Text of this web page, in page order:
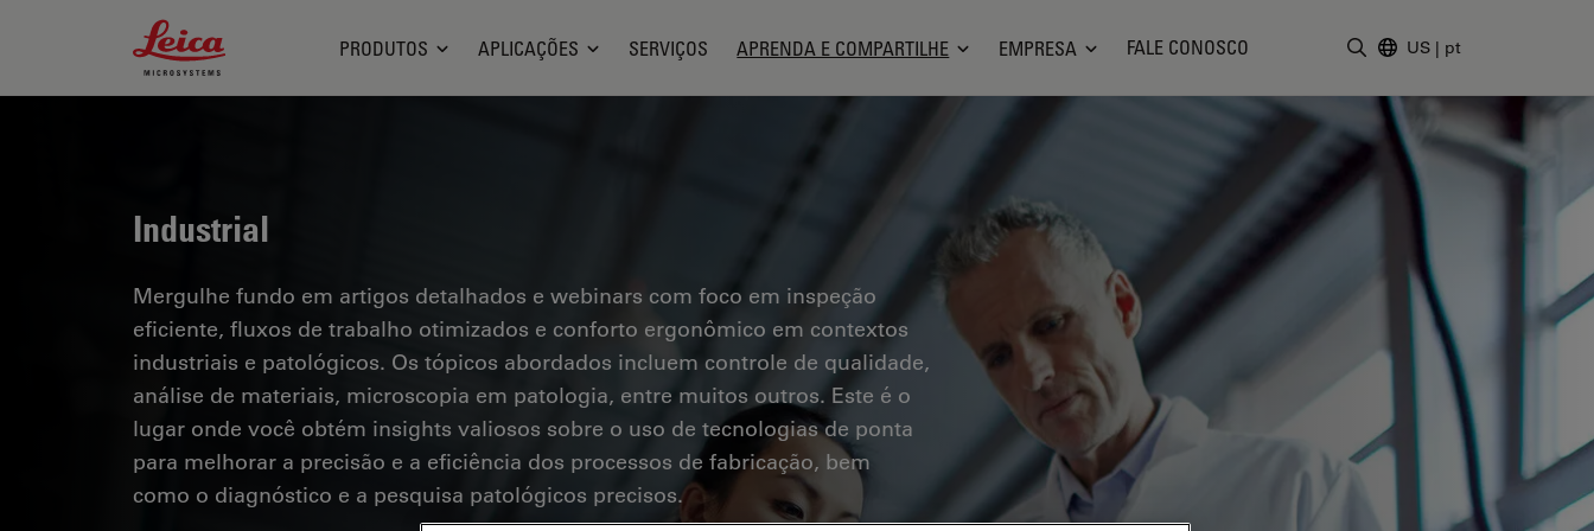
Leica Microsystems Logo
PRODUTOS APLICAÇÕES SERVIÇOS APRENDA E COMPARTILHE EMPRESA FALE CONOSCO US | pt
Industrial
Mergulhe fundo em artigos detalhados e webinars com foco em inspeção
eficiente, fluxos de trabalho otimizados e conforto ergonômico em contextos
industriais e patológicos. Os tópicos abordados incluem controle de qualidade,
análise de materiais, microscopia em patologia, entre muitos outros. Este é o
lugar onde você obtém insights valiosos sobre o uso de tecnologias de ponta
para melhorar a precisão e a eficiência dos processos de fabricação, bem
como o diagnóstico e a pesquisa patológicos precisos.